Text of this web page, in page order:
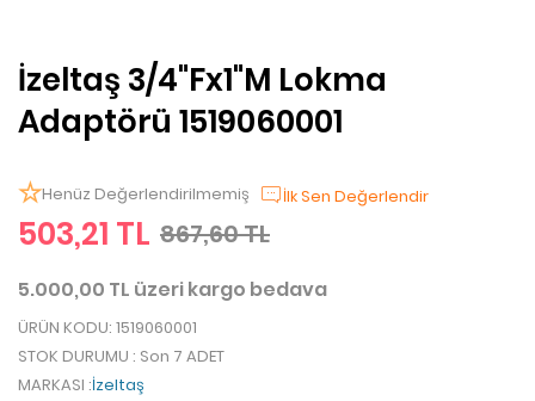
İzeltaş 3/4"Fx1"M Lokma
Adaptörü 1519060001
Henüz Değerlendirilmemiş İlk Sen Değerlendir
503,21 TL 867,60 TL
5.000,00 TL üzeri kargo bedava
ÜRÜN KODU: 1519060001
STOK DURUMU : Son 7 ADET
MARKASI :İzeltaş